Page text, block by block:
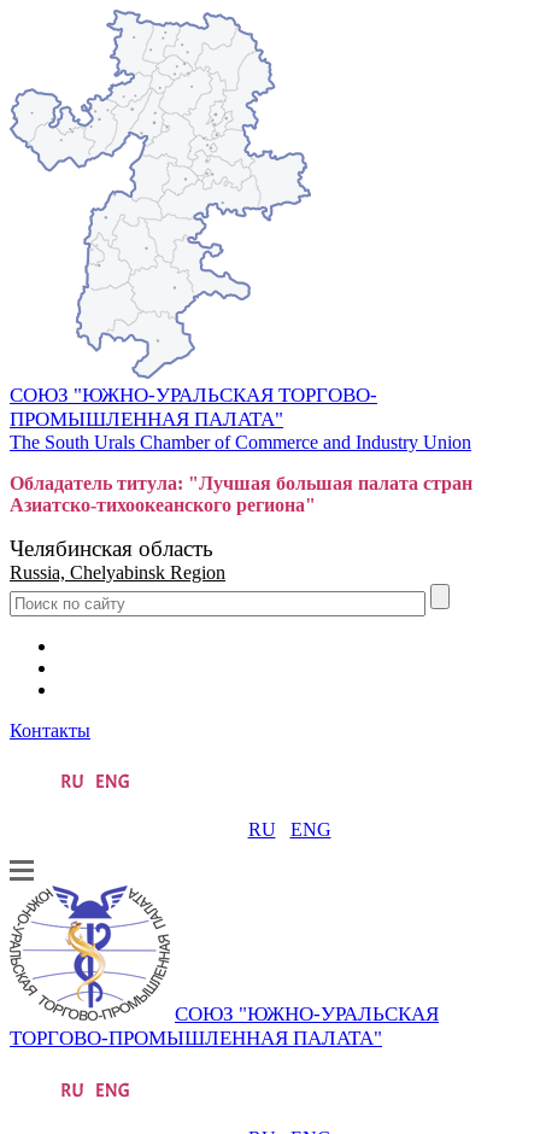
СОЮЗ "ЮЖНО-УРАЛЬСКАЯ ТОРГОВО-
ПРОМЫШЛЕННАЯ ПАЛАТА"
The South Urals Chamber of Commerce and Industry Union
Обладатель титула: "Лучшая большая палата стран
Азиатско-тихоокеанского региона"
Челябинская область
Russia, Chelyabinsk Region
Контакты
RU ENG
СОЮЗ "ЮЖНО-УРАЛЬСКАЯ
ТОРГОВО-ПРОМЫШЛЕННАЯ ПАЛАТА"